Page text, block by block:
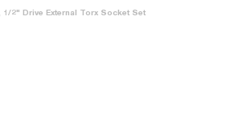
1/2" Drive External Torx Socket Set